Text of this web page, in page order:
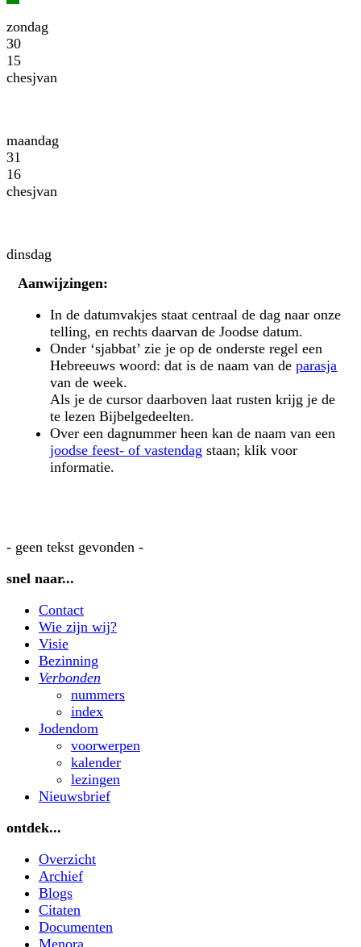
zondag
30
15
chesjvan
maandag
31
16
chesjvan
dinsdag
Aanwijzingen:
In de datumvakjes staat centraal de dag naar onze
telling, en rechts daarvan de Joodse datum.
Onder ‘sjabbat’ zie je op de onderste regel een
Hebreeuws woord: dat is de naam van deparasja
van de week.
Als je de cursor daarboven laat rusten krijg je de
te lezen Bijbelgedeelten.
Over een dagnummer heen kan de naam van een
joodse feest- of vastendag staan; klik voor
informatie.
- geen tekst gevonden -
snel naar...
Contact
Wie zijn wij?
Visie
Bezinning
Verbonden
nummers
index
Jodendom
voorwerpen
kalender
lezingen
Nieuwsbrief
ontdek...
Overzicht
Archief
Blogs
Citaten
Documenten
Menora